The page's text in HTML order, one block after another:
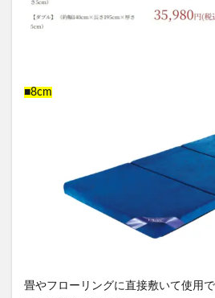
■8cm
畳やフローリングに直接敷いて使用